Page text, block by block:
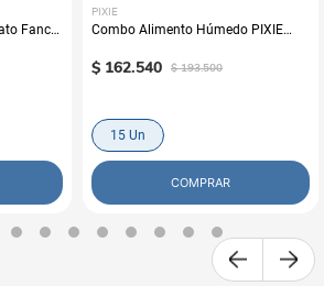
Fancy
PIXIE
Combo Alimento Húmedo PIXIE
$ 162.540 $ 193.500
15 Un
COMPRAR